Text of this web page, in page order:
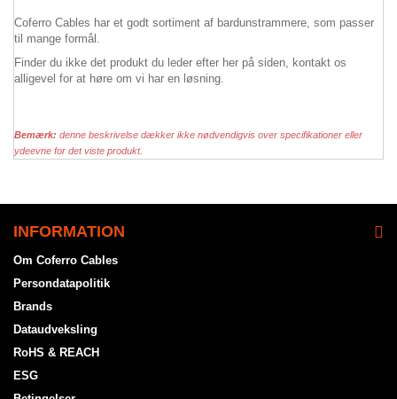
Coferro Cables har et godt sortiment af bardunstrammere, som passer
til mange formål.
Finder du ikke det produkt du leder efter her på siden, kontakt os
alligevel for at høre om vi har en løsning.
Bemærk: denne beskrivelse dækker ikke nødvendigvis over specifikationer eller
ydeevne for det viste produkt.
INFORMATION
Om Coferro Cables
Persondatapolitik
Brands
Dataudveksling
RoHS & REACH
ESG